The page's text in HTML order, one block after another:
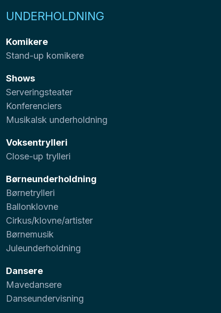
UNDERHOLDNING
Komikere
Stand-up komikere
Shows
Serveringsteater
Konferenciers
Musikalsk underholdning
Voksentrylleri
Close-up trylleri
Børneunderholdning
Børnetrylleri
Ballonklovne
Cirkus/klovne/artister
Børnemusik
Juleunderholdning
Dansere
Mavedansere
Danseundervisning